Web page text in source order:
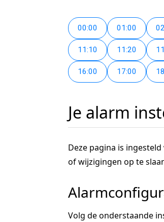
00:00 01:00
11:10 11:20
16:00 17:00
Je alarm
Deze pagina is
of wijzigingen op te
Volg de onderstaande